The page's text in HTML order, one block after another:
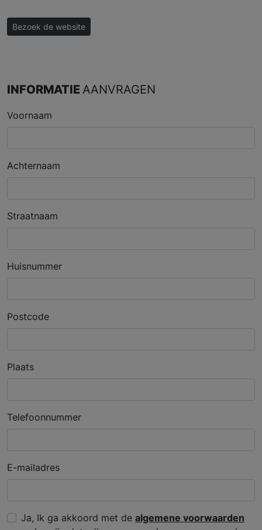
Bezoek de website
INFORMATIEAANVRAGEN
Voornaam
Achternaam
Straatnaam
Huisnummer
Postcode
Plaats
Telefoonnummer
E-mailadres
Ja, Ik ga akkoord met de algemene voorwaarden